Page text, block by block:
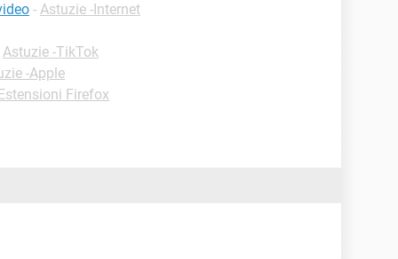
- Astuzie -Internet
Astuzie -TikTok
-Apple
Firefox